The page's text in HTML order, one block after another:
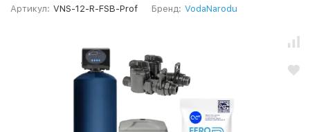
Артикул: VNS-12-R-FSB-Prof Бренд: VodaNarodu